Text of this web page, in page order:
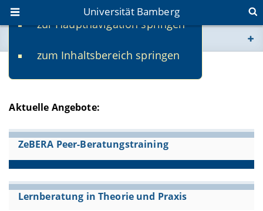
zur Hauptnavigation springen
zum Inhaltsbereich springen
Universität Bamberg
www.uni-bamberg.de
Theorie-Praxis-Seminare
Aktuelle Angebote:
ZeBERA Peer-Beratungstraining
Lernberatung in Theorie und Praxis